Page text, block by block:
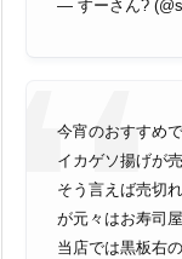
— すーさん?
今宵のおすすめ
イカゲソ揚げが
そう言えば売切
が元々はお寿司
当店では黒板右